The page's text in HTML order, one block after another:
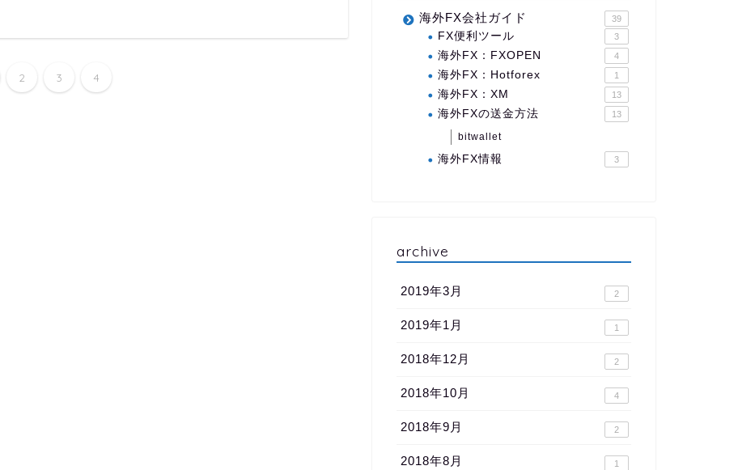
2 3 4
海外FX会社ガイド 39
FX便利ツール 3
海外FX：FXOPEN 4
海外FX：Hotforex 1
海外FX：XM 13
海外FXの送金方法 13
bitwallet
海外FX情報 3
archive
2019年3月 2
2019年1月 1
2018年12月 2
2018年10月 4
2018年9月 2
2018年8月 1